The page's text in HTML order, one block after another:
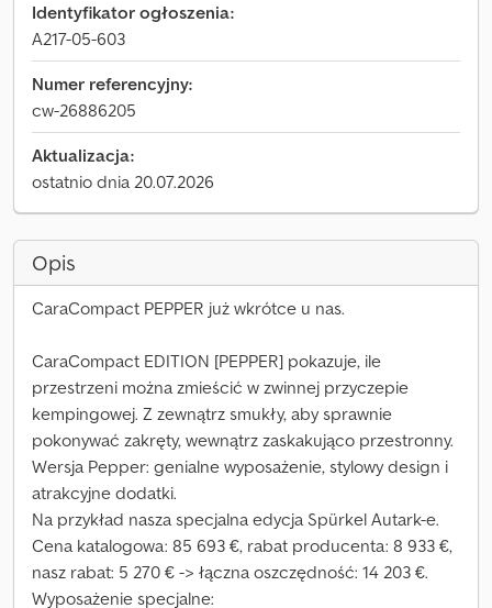
Identyfikator ogłoszenia:
A217-05-603
Numer referencyjny:
cw-26886205
Aktualizacja:
ostatnio dnia 20.07.2026
Opis
CaraCompact PEPPER już wkrótce u nas.
CaraCompact EDITION [PEPPER] pokazuje, ile
przestrzeni można zmieścić w zwinnej przyczepie
kempingowej. Z zewnątrz smukły, aby sprawnie
pokonywać zakręty, wewnątrz zaskakująco przestronny.
Wersja Pepper: genialne wyposażenie, stylowy design i
atrakcyjne dodatki.
Na przykład nasza specjalna edycja Spürkel Autark-e.
Cena katalogowa: 85 693 €, rabat producenta: 8 933 €,
nasz rabat: 5 270 € -> łączna oszczędność: 14 203 €.
Wyposażenie specjalne: